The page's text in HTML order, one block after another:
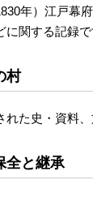
年）江戸幕
関する記録で
村
た史・資料、
全と継承